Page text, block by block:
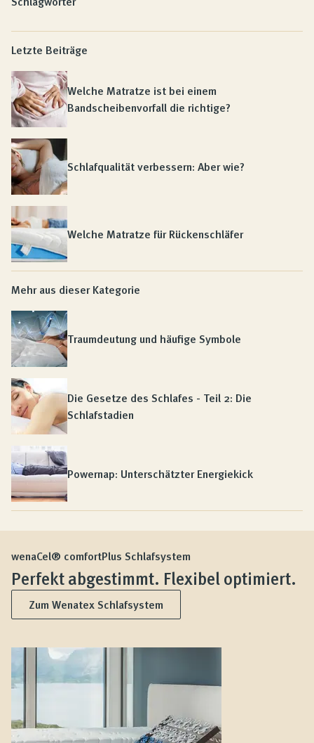
Letzte Beiträge
Welche Matratze ist bei einem
Bandscheibenvorfall die richtige?
Schlafqualität verbessern: Aber wie?
Welche Matratze für Rückenschläfer
Mehr aus dieser Kategorie
Traumdeutung und häufige Symbole
Die Gesetze des Schlafes - Teil 2: Die
Schlafstadien
Powernap: Unterschätzter Energiekick
wenaCel® comfortPlus Schlafsystem
Perfekt abgestimmt. Flexibel optimiert.
Zum Wenatex Schlafsystem